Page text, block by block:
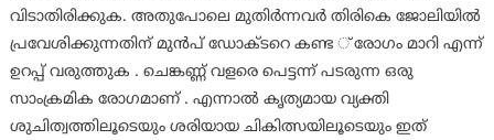
വിടാതിരിക്കുക. അതുപോലെ മുതിര്‍ന്നവര്‍ തിരികെ ജോലിയില്‍
പ്രവേശിക്കുന്നതിന് മുന്‍പ് ഡോക്ടറെ കണ്ട ് രോഗം മാറി എന്ന്
ഉറപ്പ് വരുത്തുക . ചെങ്കണ്ണ് വളരെ പെട്ടന്ന് പടരുന്ന ഒരു
സാംക്രമിക രോഗമാണ് . എന്നാല്‍ കൃത്യമായ വ്യക്തി
ശുചിത്വത്തിലൂടെയും ശരിയായ ചികിത്സയിലൂടെയും ഇത്